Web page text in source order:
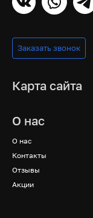
Заказать звонок
Карта сайта
О нас
О нас
Контакты
Отзывы
Акции